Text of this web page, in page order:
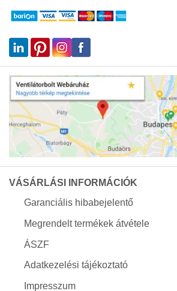
VÁSÁRLÁSI INFORMÁCIÓK
Garanciális hibabejelentő
Megrendelt termékek átvétele
ÁSZF
Adatkezelési tájékoztató
Impresszum